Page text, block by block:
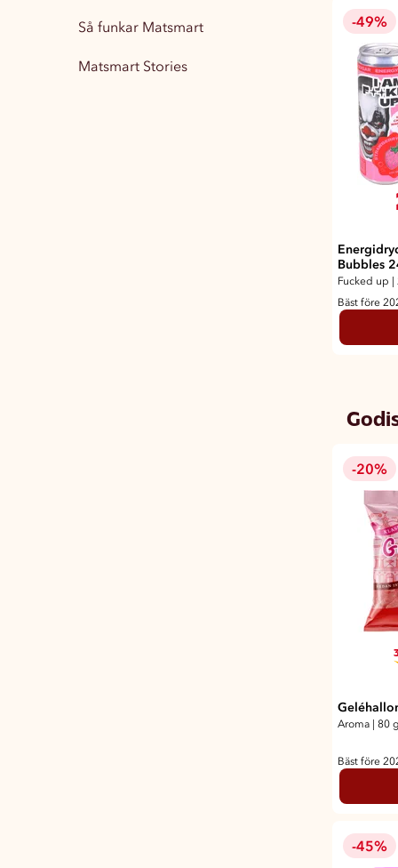
Så funkar Matsmart
Matsmart Stories
-49%
Bubbles
Fucked up |
Bäst före
-20%
Aroma 80 g
Bäst före
-45%